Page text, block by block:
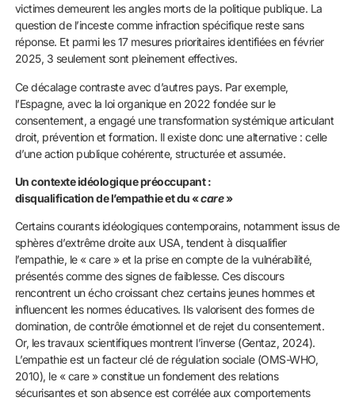
victimes demeurent les angles morts de la politique publique. La
question de l’inceste comme infraction spécifique reste sans
réponse. Et parmi les 17 mesures prioritaires identifiées en février
2025, 3 seulement sont pleinement effectives.
Ce décalage contraste avec d’autres pays. Par exemple,
l’Espagne, avec la loi organique en 2022 fondée sur le
consentement, a engagé une transformation systémique articulant
droit, prévention et formation. Il existe donc une alternative : celle
d’une action publique cohérente, structurée et assumée.
Un contexte idéologique préoccupant :
disqualification de l’empathie et du «care»
Certains courants idéologiques contemporains, notamment issus de
sphères d’extrême droite aux USA, tendent à disqualifier
l’empathie, le « care » et la prise en compte de la vulnérabilité,
présentés comme des signes de faiblesse. Ces discours
rencontrent un écho croissant chez certains jeunes hommes et
influencent les normes éducatives. Ils valorisent des formes de
domination, de contrôle émotionnel et de rejet du consentement.
Or, les travaux scientifiques montrent l’inverse (Gentaz, 2024).
L’empathie est un facteur clé de régulation sociale (OMS-WHO,
2010), le « care » constitue un fondement des relations
sécurisantes et son absence est corrélée aux comportements